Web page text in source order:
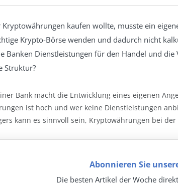
kaufen wollte, musste ein
Krypto-Börse wenden und dadurch nicht
Banken Dienstleistungen für den Handel und
Struktur?
Bank macht die Entwicklung eines eigenen
ist hoch und wer keine Dienstleistungen
kann es sinnvoll sein, Kryptowährungen bei
Abonnieren Sie
Die besten Artikel der Woche